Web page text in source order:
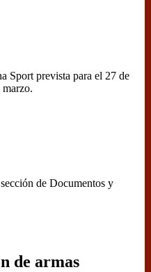
Sport prevista para el 27 de
marzo.
de Documentos y
de armas